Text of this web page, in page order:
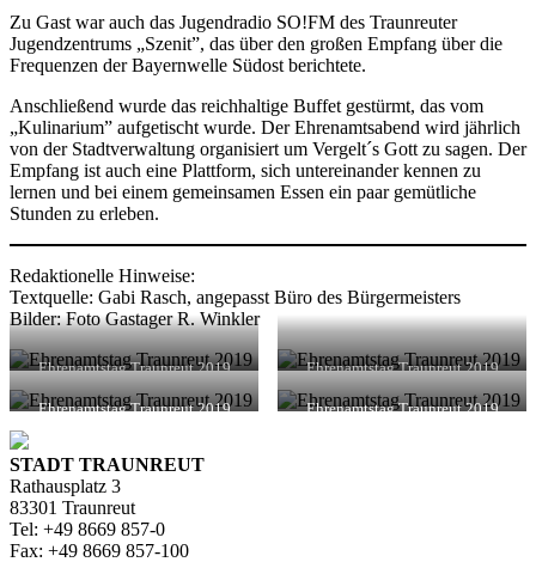
Zu Gast war auch das Jugendradio SO!FM des Traunreuter
Jugendzentrums „Szenit”, das über den großen Empfang über die
Frequenzen der Bayernwelle Südost berichtete.
Anschließend wurde das reichhaltige Buffet gestürmt, das vom
„Kulinarium” aufgetischt wurde. Der Ehrenamtsabend wird jährlich
von der Stadtverwaltung organisiert um Vergelt´s Gott zu sagen. Der
Empfang ist auch eine Plattform, sich untereinander kennen zu
lernen und bei einem gemeinsamen Essen ein paar gemütliche
Stunden zu erleben.
Redaktionelle Hinweise:
Textquelle: Gabi Rasch, angepasst Büro des Bürgermeisters
Bilder: Foto Gastager R. Winkler
Ehrenamtstag Traunreut 2019 Ehrenamtstag Traunreut 2019
Ehrenamtstag Traunreut 2019 Ehrenamtstag Traunreut 2019
STADT TRAUNREUT
Rathausplatz 3
83301 Traunreut
Tel: +49 8669 857-0
Fax: +49 8669 857-100